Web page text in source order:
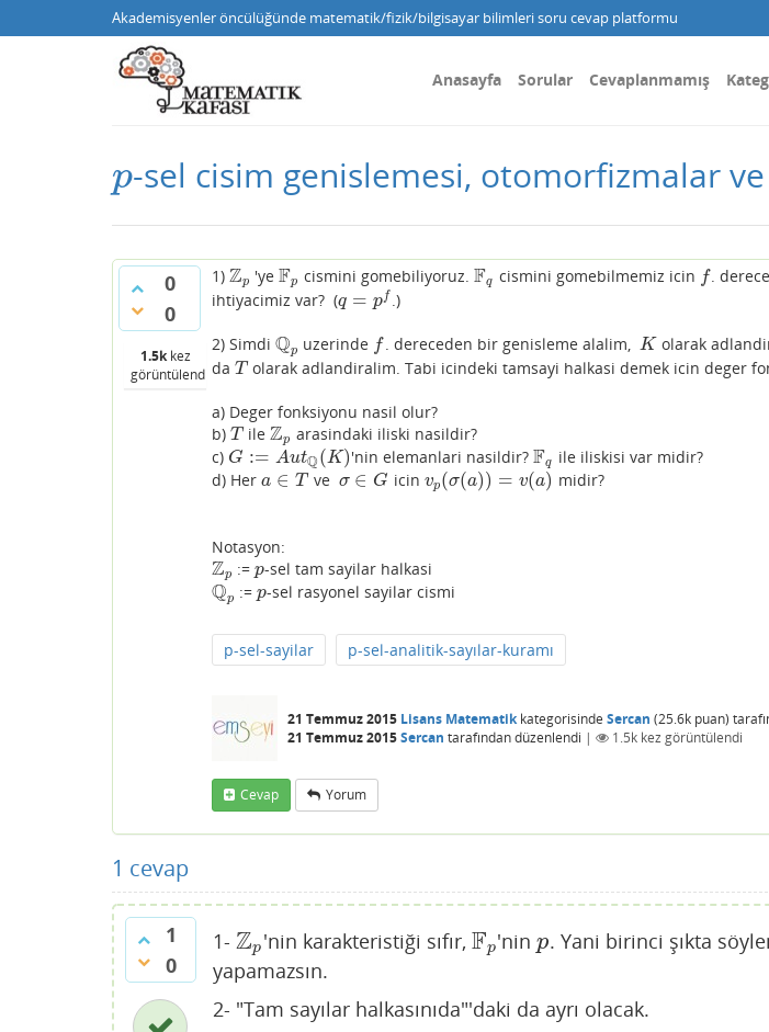
Akademisyenler öncülüğünde matematik/fizik/bilgisayar bilimleri soru cevap platformu
Anasayfa Sorular Cevaplanmamış
p
p-sel cisim genislemesi, otomorfizmalar
0
0
1.5kkez
görüntülendi
1) Zp
Zp 'yeFp
Fp cismini gomebiliyoruz. Fq
Fq cismini gomebilmemiz icin f
f .
ihtiyacimiz var? (q = pf
q =p .)
2) Simdi Qp
Qp uzerinde f
f . dereceden bir genisleme alalim, K
K olarak
da T
T olarak adlandiralim. Tabi icindeki tamsayi halkasi demek icin deger
a) Deger fonksiyonu nasil olur?
b) T
T ileZp
Zp arasindaki iliski nasildir?
c) G := AutQ(K)
G:=Au tQ(K) 'nin elemanlari nasildir?Fq
Fq ile iliskisi var midir?
d) Her a ∈ T
a∈T ve σ ∈ G
σ∈G icin vp(σ(a)) = v(a)
vp(σ(a))=v a) midir?
Notasyon:
Zp
Zp :=p
p-sel tam sayilar halkasi
Qp
Qp := p
p-sel rasyonel sayilar cismi
p-sel-sayilar p-sel-analitik-sayılar-kuramı
21 Temmuz 2015 Lisans Matematikkategorisinde Sercan (25.6k puan)
21 Temmuz 2015Sercan tarafındandüzenlendi | 1.5k kez görüntülendi
Cevap Yorum
1 cevap
1
0
1- Zp
Zp 'nin karakteristiği sıfır,Fp
Fp'ninp
p. Yani birinci şıkta
yapamazsın.
2- "Tam sayılar halkasınıda"'daki da ayrı olacak.